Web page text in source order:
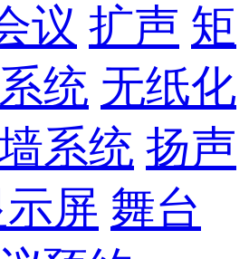
议 扩声 矩
统 无纸化
系统 扬声
屏 舞台